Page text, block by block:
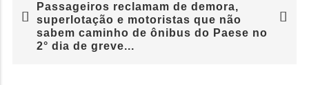
Passageiros reclamam de demora,
superlotação e motoristas que não
sabem caminho de ônibus do Paese no
2° dia de greve...